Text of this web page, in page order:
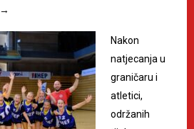
→
Nakon
natjecanja u
graničaru i
atletici,
održanih